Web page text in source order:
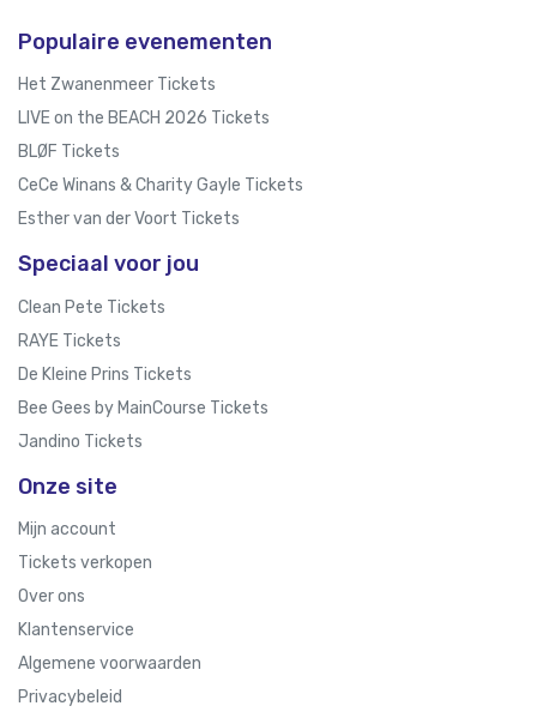
Populaire evenementen
Het Zwanenmeer Tickets
LIVE on the BEACH 2026 Tickets
BLØF Tickets
CeCe Winans & Charity Gayle Tickets
Esther van der Voort Tickets
Speciaal voor jou
Clean Pete Tickets
RAYE Tickets
De Kleine Prins Tickets
Bee Gees by MainCourse Tickets
Jandino Tickets
Onze site
Mijn account
Tickets verkopen
Over ons
Klantenservice
Algemene voorwaarden
Privacybeleid